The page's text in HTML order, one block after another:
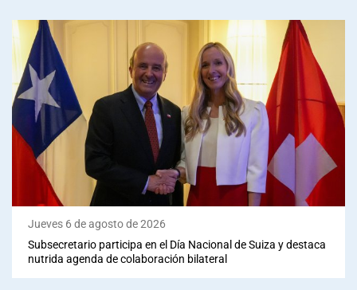
Jueves 6 de agosto de 2026
Subsecretario participa en el Día Nacional de Suiza y destaca
nutrida agenda de colaboración bilateral